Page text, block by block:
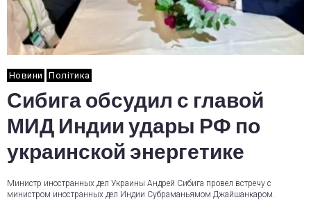
Новини Політика
Сибига обсудил с главой
МИД Индии удары РФ по
украинской энергетике
Министр иностранных дел Украины Андрей Сибига провел встречу с
министром иностранных дел Индии Субраманьямом Джайшанкаром.